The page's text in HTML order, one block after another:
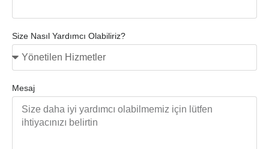
Size Nasıl Yardımcı Olabiliriz?
Mesaj